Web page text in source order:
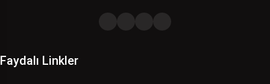
Faydalı Linkler